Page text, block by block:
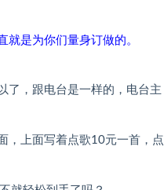
是为你们量身订做的。
了，跟电台是一样的，电台主
，上面写着点歌10元一首，点